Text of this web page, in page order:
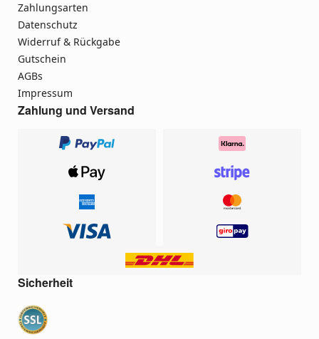
Zahlungsarten
Datenschutz
Widerruf & Rückgabe
Gutschein
AGBs
Impressum
Zahlung und Versand
Sicherheit